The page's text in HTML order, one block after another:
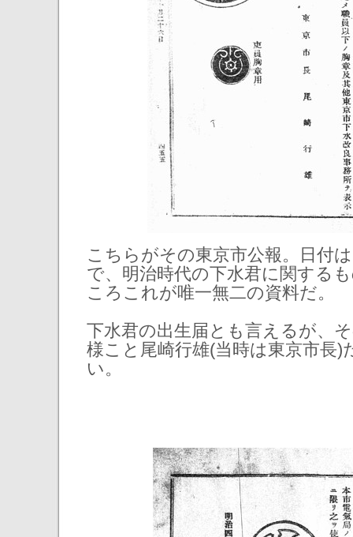
こちらがその東京市公報。日付
で、明治時代の下水君に関する
ころこれが唯一無二の資料だ。
下水君の出生届とも言えるが、
様こと尾崎行雄(当時は東京市長)
い。